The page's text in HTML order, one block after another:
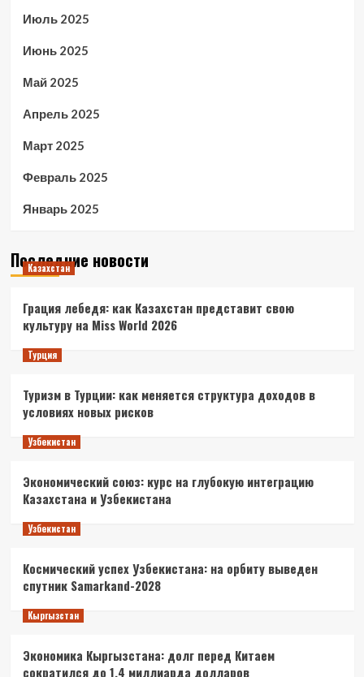
Июль 2025
Июнь 2025
Май 2025
Апрель 2025
Март 2025
Февраль 2025
Январь 2025
Последние новости
Казахстан
Грация лебедя: как Казахстан представит свою
культуру на Miss World 2026
Турция
Туризм в Турции: как меняется структура доходов в
условиях новых рисков
Узбекистан
Экономический союз: курс на глубокую интеграцию
Казахстана и Узбекистана
Узбекистан
Космический успех Узбекистана: на орбиту выведен
спутник Samarkand-2028
Кыргызстан
Экономика Кыргызстана: долг перед Китаем
сократился до 1,4 миллиарда долларов